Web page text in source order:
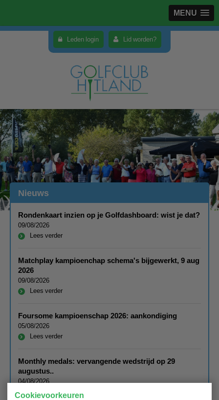
MENU
Cookievoorkeuren
Leden login Lid worden?
Nieuws
Rondenkaart inzien op je Golfdashboard: wist je dat?
09/08/2026
Lees verder
Matchplay kampioenchap schema's bijgewerkt, 9 aug
2026
09/08/2026
Lees verder
Foursome kampioenschap 2026: aankondiging
05/08/2026
Lees verder
Monthly medals: vervangende wedstrijd op 29
augustus..
04/08/2026
Lees verder